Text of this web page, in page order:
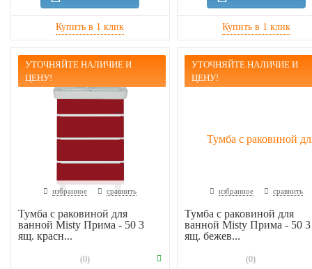
УТОЧНЯЙТЕ НАЛИЧИЕ И
ЦЕНУ!
избранное сравнить
Тумба с раковиной для
ванной Misty Прима - 50 3
ящ. красн...
(0)
УТОЧНЯЙТЕ НАЛИЧИЕ И
ЦЕНУ!
избранное сравнить
Тумба с раковиной для
ванной Misty Прима - 50 3
ящ. бежев...
(0)